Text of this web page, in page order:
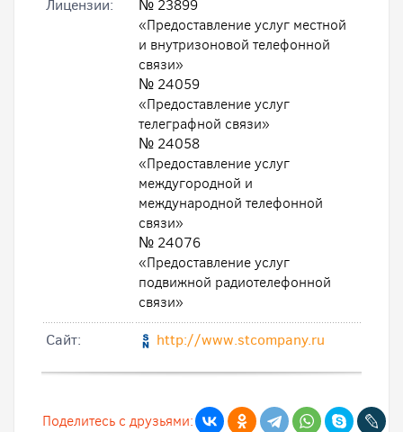
Лицензии:
№ 23899
«Предоставление услуг местной
и внутризоновой телефонной
связи»
№ 24059
«Предоставление услуг
телеграфной связи»
№ 24058
«Предоставление услуг
междугородной и
международной телефонной
связи»
№ 24076
«Предоставление услуг
подвижной радиотелефонной
связи»
Cайт:
http://www.stcompany.ru
Поделитесь с друзьями: